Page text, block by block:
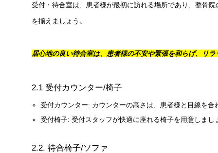
受付・待合室は、患者様が最初に訪れる場所であり、整骨
を揃えましょう。
居心地の良い待合室は、患者様の不安や緊張を和らげ、リ
2.1 受付カウンター/椅子
受付カウンター: カウンターの高さは、患者様と目線を
受付椅子: 受付スタッフが快適に座れる椅子を用意しまし
2.2. 待合椅子/ソファ